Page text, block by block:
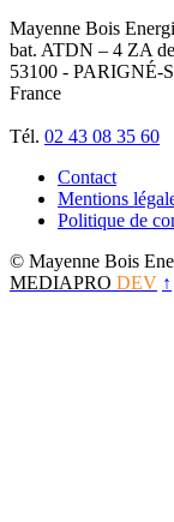
Mayenne Bois
bat. ATDN – 4 ZA
53100 - PARIGNÉ-
France
Tél. 02 43 08 35 60
Contact
Mentions
Politique de
© Mayenne Bois
MEDIAPRO DEV ↑